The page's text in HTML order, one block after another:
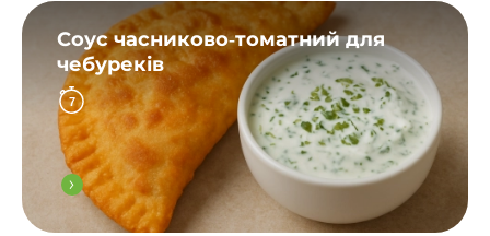
Соус часниково-томатний для
чебуреків
7